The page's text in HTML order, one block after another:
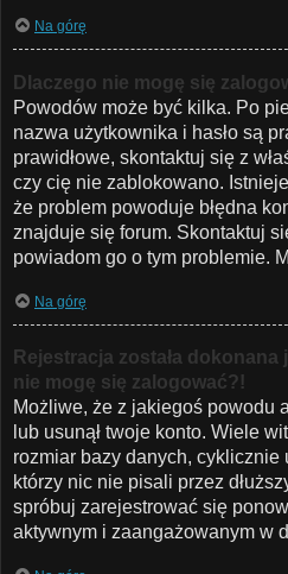
Na górę
Dlaczego nie mogę się
Powodów może być kilka. Po
nazwa użytkownika i hasło są
prawidłowe, skontaktuj się z
czy cię nie zablokowano.
że problem powoduje błędna
znajduje się forum. Skontaktuj
powiadom go o tym problemie.
Na górę
Rejestracja została
nie mogę się zalogować?!
Możliwe, że z jakiegoś powodu
lub usunął twoje konto. Wiele
rozmiar bazy danych, cyklicznie
którzy nic nie pisali przez
spróbuj zarejestrować się
aktywnym i zaangażowanym w